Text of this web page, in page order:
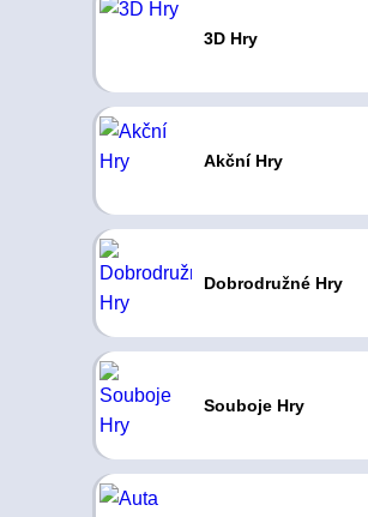
3D Hry
Akční Hry
Dobrodružné Hry
Souboje Hry